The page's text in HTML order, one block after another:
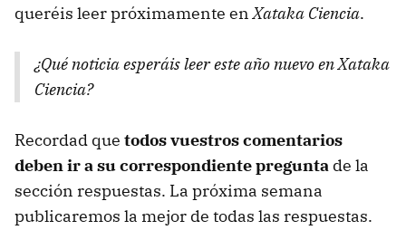
queréis leer próximamente enXataka Ciencia.
¿Qué noticia esperáis leer este año nuevo en Xataka
Ciencia?
Recordad que todos vuestros comentarios
deben ir a su correspondiente pregunta de la
sección respuestas. La próxima semana
publicaremos la mejor de todas las respuestas.